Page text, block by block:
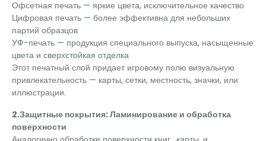
Офсетная печать — яркие цвета, исключительное качество
Цифровая печать — более эффективна для небольших
партий образцов
УФ-печать — продукция специального выпуска, насыщенные
цвета и сверхстойкая отделка
Этот печатный слой придает игровому полю визуальную
привлекательность — карты, сетки, местность, значки, или
иллюстрации.
2.Защитные покрытия: Ламинирование и обработка
поверхности